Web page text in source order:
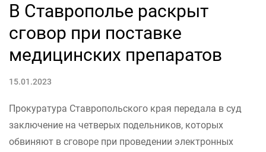
В Ставрополье раскрыт
сговор при поставке
медицинских препаратов
15.01.2023
Прокуратура Ставропольского края передала в суд
заключение на четверых подельников, которых
обвиняют в сговоре при проведении электронных